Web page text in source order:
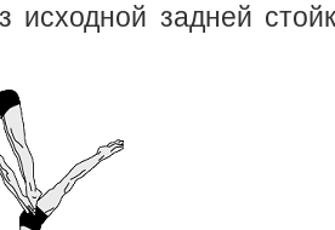
исходной задней